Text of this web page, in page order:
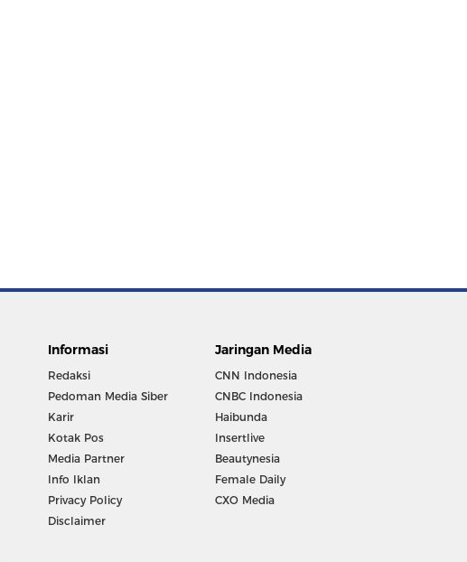
Informasi
Redaksi
Pedoman Media Siber
Karir
Kotak Pos
Media Partner
Info Iklan
Privacy Policy
Disclaimer
Jaringan Media
CNN Indonesia
CNBC Indonesia
Haibunda
Insertlive
Beautynesia
Female Daily
CXO Media